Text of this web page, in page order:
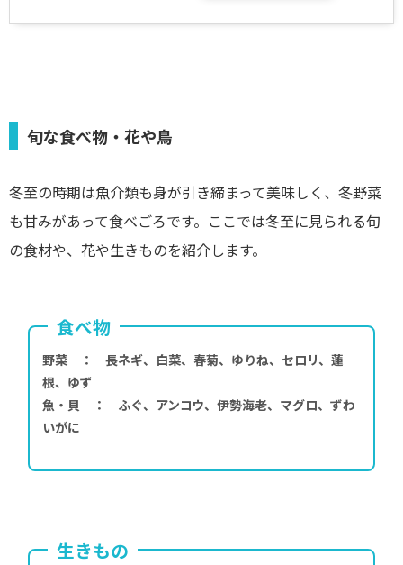
旬な食べ物・花や鳥
冬至の時期は魚介類も身が引き締まって美味しく、冬野菜
も甘みがあって食べごろです。ここでは冬至に見られる旬
の食材や、花や生きものを紹介します。
食べ物
野菜 ： 長ネギ、白菜、春菊、ゆりね、セロリ、蓮
根、ゆず
魚・貝 ： ふぐ、アンコウ、伊勢海老、マグロ、ずわ
いがに
生きもの